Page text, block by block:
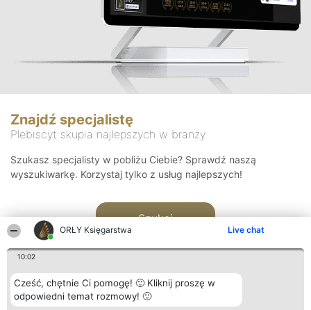
ORŁY Księgarstwa Live chat
10:02
Cześć, chętnie Ci pomogę! 🙂 Kliknij proszę w
odpowiedni temat rozmowy! 🙂
Znajdź specjalistę
Plebiscyt skupia najlepszych w branży
Szukasz specjalisty w pobliżu Ciebie? Sprawdź naszą
wyszukiwarkę. Korzystaj tylko z usług najlepszych!
Szukaj